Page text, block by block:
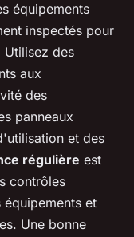
équipements
inspectés pour
Utilisez des
aux
des
panneaux
et des
régulière est
contrôles
et
Une bonne